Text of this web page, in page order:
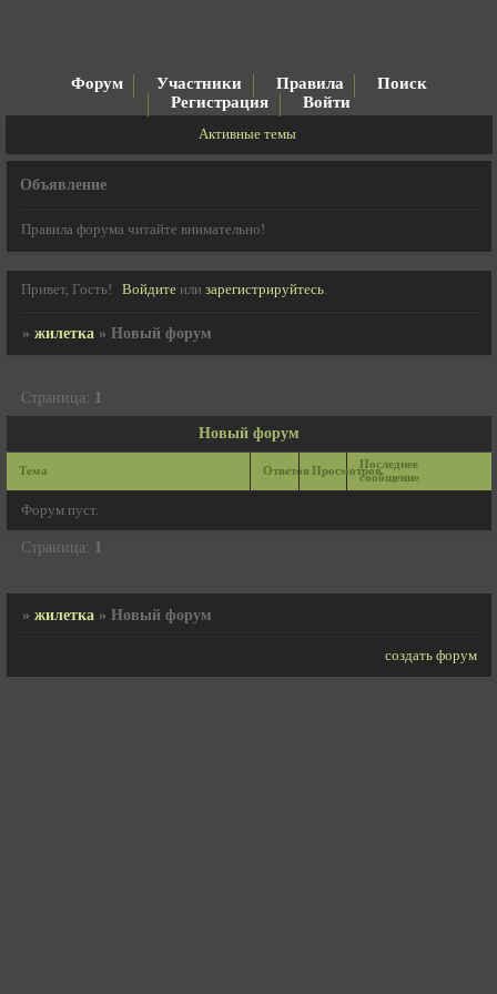
Форум Участники Правила
Поиск
Регистрация
Войти
Активные темы
Объявление
Правила форума читайте внимательно!
Привет, Гость! Войдитеили зарегистрируйтесь.
» жилетка » Новый форум
Новый форум
Страница: 1
Тема Ответов ПросмотровПоследнее
сообщение
Форум пуст.
Страница: 1
» жилетка » Новый форум
создать форум